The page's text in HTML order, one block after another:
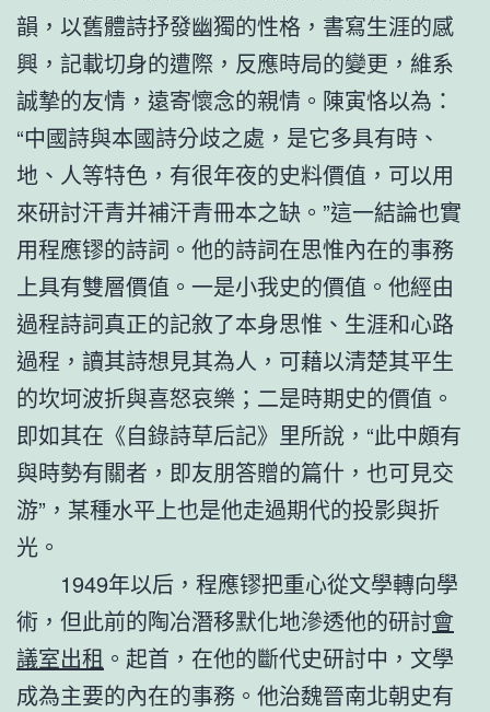
韻，以舊體詩抒發幽獨的性格，書寫生涯的感
興，記載切身的遭際，反應時局的變更，維系
誠摯的友情，遠寄懷念的親情。陳寅恪以為：
“中國詩與本國詩分歧之處，是它多具有時、
地、人等特色，有很年夜的史料價值，可以用
來研討汗青并補汗青冊本之缺。”這一結論也實
用程應镠的詩詞。他的詩詞在思惟內在的事務
上具有雙層價值。一是小我史的價值。他經由
過程詩詞真正的記敘了本身思惟、生涯和心路
過程，讀其詩想見其為人，可藉以清楚其平生
的坎坷波折與喜怒哀樂；二是時期史的價值。
即如其在《自錄詩草后記》里所說，“此中頗有
與時勢有關者，即友朋答贈的篇什，也可見交
游”，某種水平上也是他走過期代的投影與折
光。
1949年以后，程應镠把重心從文學轉向學
術，但此前的陶冶潛移默化地滲透他的研討會
議室出租 。起首，在他的斷代史研討中，文學
成為主要的內在的事務。他治魏晉南北朝史有